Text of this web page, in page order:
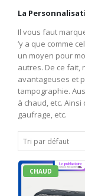
La
Il vous faut
‘y a que comme
un moyen pour
autres. De ce fait,
avantageuses et
tampographie.
à chaud, etc.
gaufrage, etc.
CHAUD